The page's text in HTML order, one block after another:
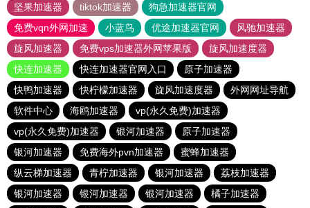
坚果加速器
tiktok加速器
狗急加速器官网
免费vqn外网加速
小蓝鸟 优途加速器官网
风驰加速器
旋风加速器
免费vps加速器外网苹果版
旋风加速度器
快连加速器
快连加速器官网入口
原子加速器
快鸭加速器
快柠檬加速器 旋风加速度器
外网网址导航
软件中心
海鸥加速器
vp(永久免费)加速器
vp(永久免费)加速器
银河加速器
原子加速器
银河加速器
免费海外pvn加速器
蜜蜂加速器
纵云梯加速器
青柠加速器 银河加速器
荔枝加速器
银河加速器
银河加速器 银河加速器
橘子加速器